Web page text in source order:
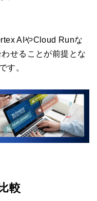
AIやCloud Runな
せることが前提とな
す。
較